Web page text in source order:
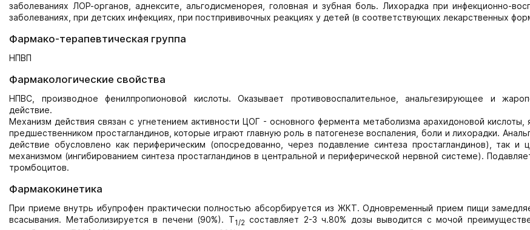
заболеваниях ЛОР-органов, аднексите, альгодисменорея, головная и зубная боль. Лихорадка при инфекционно-
заболеваниях, при детских инфекциях, при постпрививочных реакциях у детей (в соответствующих лекарственных
Фармако-терапевтическая группа
НПВП
Фармакологические свойства
НПВС, производное фенилпропионовой кислоты. Оказывает противовоспалительное, анальгезирующее и
действие.
Механизм действия связан с угнетением активности ЦОГ - основного фермента метаболизма арахидоновой кислоты,
предшественником простагландинов, которые играют главную роль в патогенезе воспаления, боли и лихорадки.
действие обусловлено как периферическим (опосредованно, через подавление синтеза простагландинов), так и
механизмом (ингибированием синтеза простагландинов в центральной и периферической нервной системе).
тромбоцитов.
Фармакокинетика
При приеме внутрь ибупрофен практически полностью абсорбируется из ЖКТ. Одновременный прием пищи
всасывания. Метаболизируется в печени (90%). T1/2 составляет 2-3 ч.80% дозы выводится с мочой